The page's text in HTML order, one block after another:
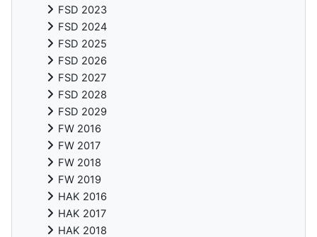
FSD 2023
FSD 2024
FSD 2025
FSD 2026
FSD 2027
FSD 2028
FSD 2029
FW 2016
FW 2017
FW 2018
FW 2019
HAK 2016
HAK 2017
HAK 2018